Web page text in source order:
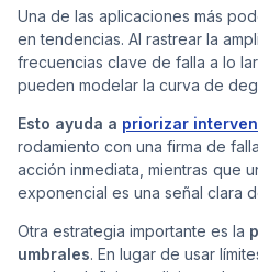
Una de las aplicaciones más
en tendencias. Al rastrear la
frecuencias clave de falla a lo
pueden modelar la curva de
Esto ayuda a priorizar
rodamiento con una firma de
acción inmediata, mientras que
exponencial es una señal clara
Otra estrategia importante es la
umbrales. En lugar de usar